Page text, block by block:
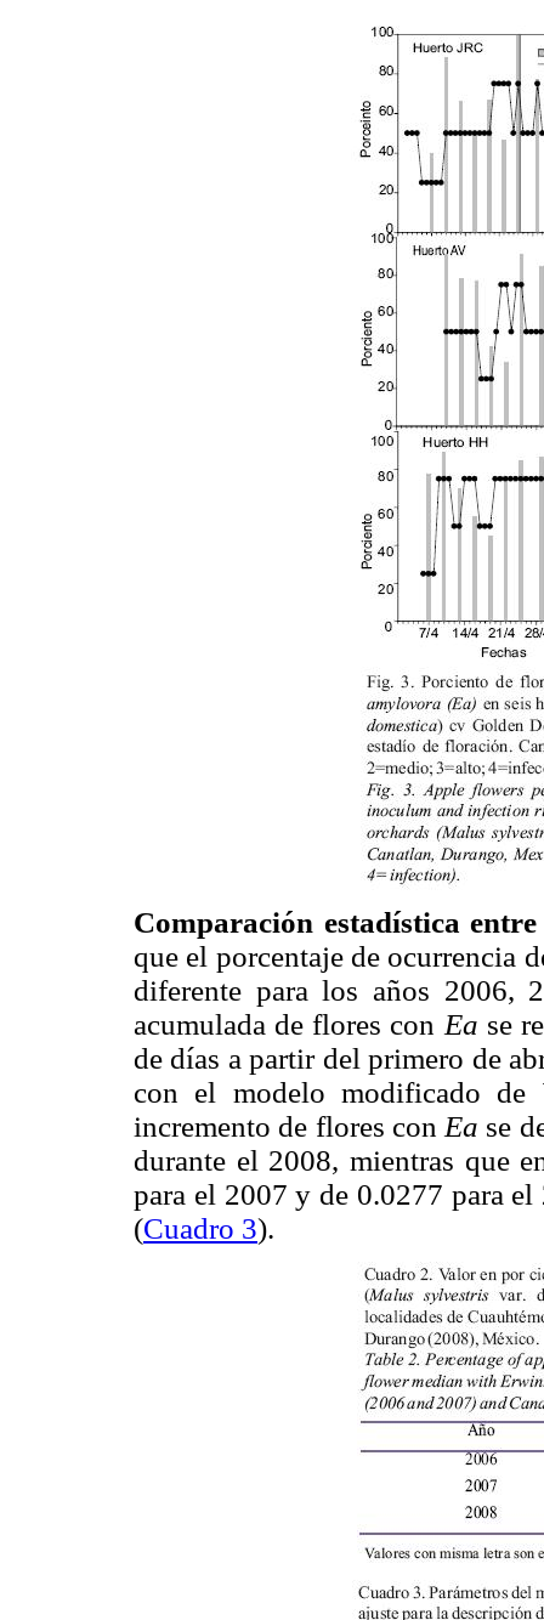
Comparación estadística
que el porcentaje de ocurrencia
diferente para los años 2006,
acumulada de flores con Ea se
de días a partir del primero de
con el modelo modificado de
incremento de flores con Ea se
durante el 2008, mientras que
para el 2007 y de 0.0277 para
(Cuadro 3).